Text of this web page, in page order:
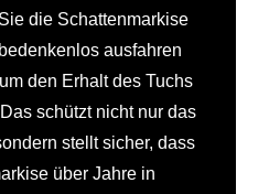
die Schattenmarkise
ausfahren
den Erhalt des Tuchs
schützt nicht nur das
stellt sicher, dass
über Jahre in